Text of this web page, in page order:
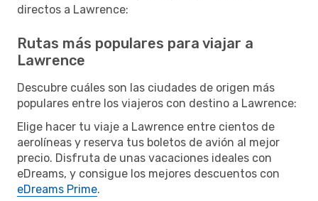
directos a Lawrence:
Rutas más populares para viajar a
Lawrence
Descubre cuáles son las ciudades de origen más
populares entre los viajeros con destino a Lawrence:
Elige hacer tu viaje a Lawrence entre cientos de
aerolíneas y reserva tus boletos de avión al mejor
precio. Disfruta de unas vacaciones ideales con
eDreams, y consigue los mejores descuentos con
eDreams Prime.